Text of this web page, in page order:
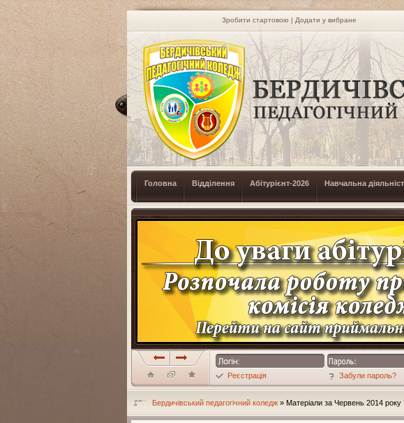
Зробити стартовою | Додати у вибране
Головна Відділення Абітурієнт-2026 Навчальна
Реєстрація Забули пароль?
Бердичівський педагогічний коледж » Матеріали за Червень 2014 року